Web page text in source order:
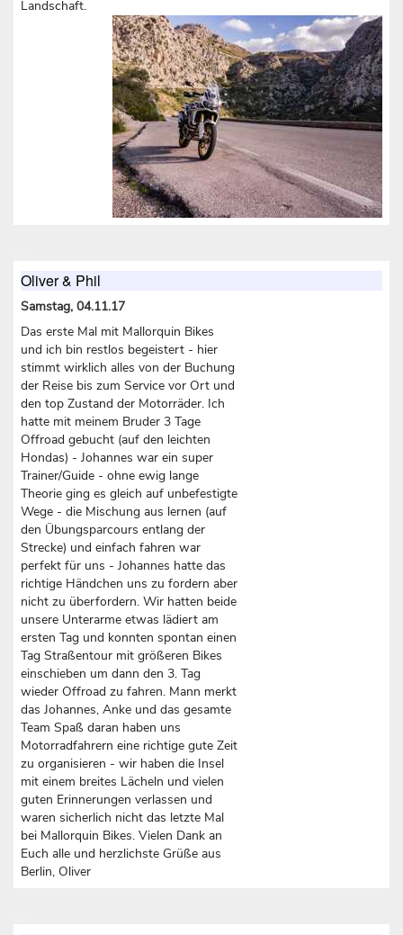
Landschaft.
Oliver & Phil
Samstag, 04.11.17
Das erste Mal mit Mallorquin Bikes
und ich bin restlos begeistert - hier
stimmt wirklich alles von der Buchung
der Reise bis zum Service vor Ort und
den top Zustand der Motorräder. Ich
hatte mit meinem Bruder 3 Tage
Offroad gebucht (auf den leichten
Hondas) - Johannes war ein super
Trainer/Guide - ohne ewig lange
Theorie ging es gleich auf unbefestigte
Wege - die Mischung aus lernen (auf
den Übungsparcours entlang der
Strecke) und einfach fahren war
perfekt für uns - Johannes hatte das
richtige Händchen uns zu fordern aber
nicht zu überfordern. Wir hatten beide
unsere Unterarme etwas lädiert am
ersten Tag und konnten spontan einen
Tag Straßentour mit größeren Bikes
einschieben um dann den 3. Tag
wieder Offroad zu fahren. Mann merkt
das Johannes, Anke und das gesamte
Team Spaß daran haben uns
Motorradfahrern eine richtige gute Zeit
zu organisieren - wir haben die Insel
mit einem breites Lächeln und vielen
guten Erinnerungen verlassen und
waren sicherlich nicht das letzte Mal
bei Mallorquin Bikes. Vielen Dank an
Euch alle und herzlichste Grüße aus
Berlin, Oliver